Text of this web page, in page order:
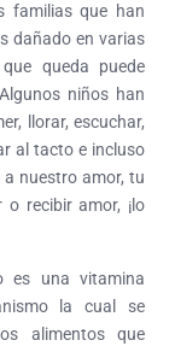
familias que han
dañado en varias
queda puede
niños han
llorar, escuchar,
al tacto e incluso
nuestro amor, tu
recibir amor, ¡lo
es una vitamina
la cual se
alimentos que